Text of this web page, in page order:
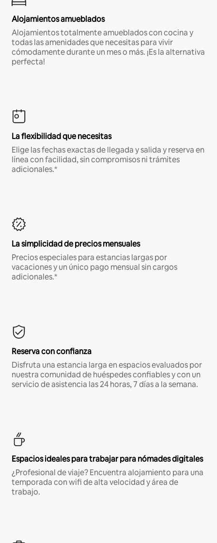
Alojamientos amueblados
Alojamientos totalmente amueblados con cocina y
todas las amenidades que necesitas para vivir
cómodamente durante un mes o más. ¡Es la alternativa
perfecta!
La flexibilidad que necesitas
Elige las fechas exactas de llegada y salida y reserva en
línea con facilidad, sin compromisos ni trámites
adicionales.*
La simplicidad de precios mensuales
Precios especiales para estancias largas por
vacaciones y un único pago mensual sin cargos
adicionales.*
Reserva con confianza
Disfruta una estancia larga en espacios evaluados por
nuestra comunidad de huéspedes confiables y con un
servicio de asistencia las 24 horas, 7 días a la semana.
Espacios ideales para trabajar para nómades digitales
¿Profesional de viaje? Encuentra alojamiento para una
temporada con wifi de alta velocidad y área de
trabajo.